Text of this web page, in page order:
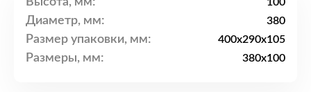
100
Диаметр, мм: 380
Размер упаковки, мм: 400x290x105
Размеры, мм: 380x100